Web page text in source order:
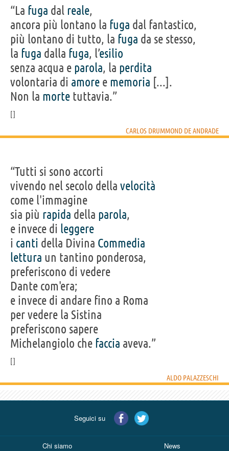
“La fuga dal reale,
ancora più lontano la fuga dal fantastico,
più lontano di tutto, la fuga da se stesso,
la fuga dalla fuga, l’esilio
senza acqua e parola, la perdita
volontaria di amore e memoria [...].
Non la morte tuttavia.”
CARLOS DRUMMOND DE ANDRADE
“Tutti si sono accorti
vivendo nel secolo della velocità
come l'immagine
sia più rapida della parola,
e invece di leggere
i canti della Divina Commedia
lettura un tantino ponderosa,
preferiscono di vedere
Dante com'era;
e invece di andare fino a Roma
per vedere la Sistina
preferiscono sapere
Michelangiolo che faccia aveva.”
ALDO PALAZZESCHI
Seguici su
Chi siamo News